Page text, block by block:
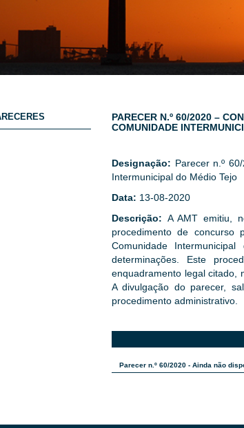
PARECER N.º 60/2020 –
COMUNIDADE
Designação: Parecer n.º
Intermunicipal do Médio Tejo
Data: 13-08-2020
Descrição: A AMT emitiu,
procedimento de concurso
Comunidade
determinações. Este
enquadramento legal citado,
A divulgação do parecer,
procedimento administrativo.
Parecer n.º 60/2020 - Ainda não